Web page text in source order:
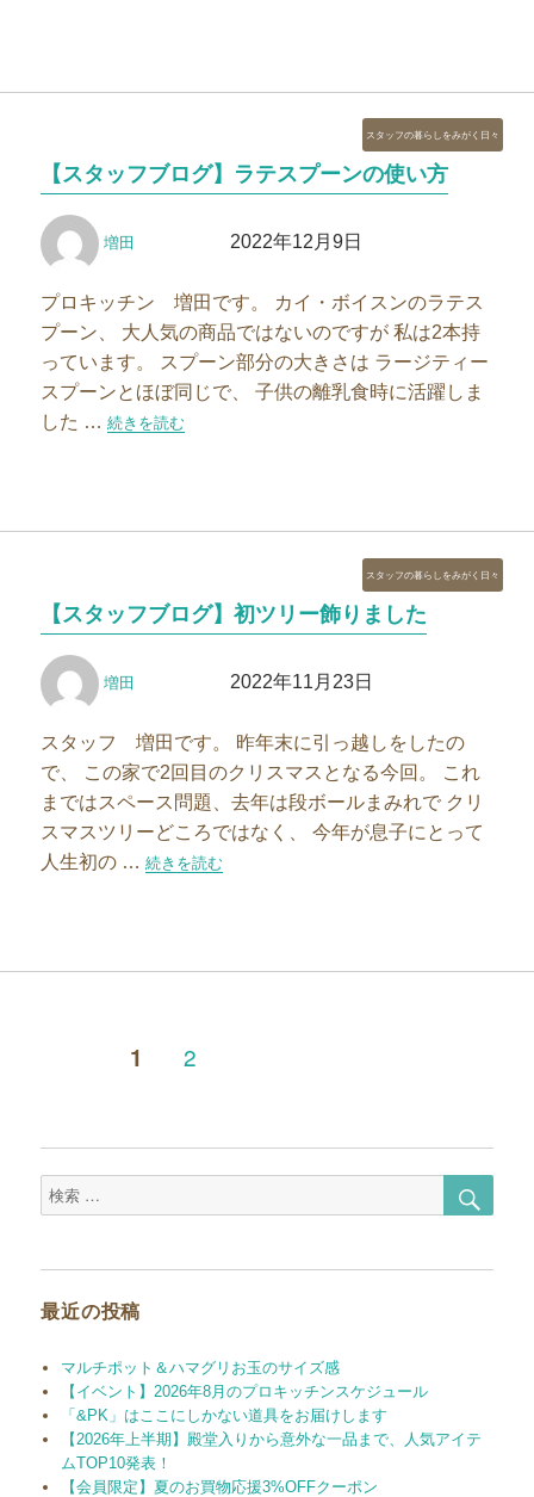
【スタッフブログ】ラテスプーンの使い方
稿増田 2022年12月9日
カ
テ
ゴ
スタッフの暮らしをみがく日々
プロキッチン 増田です。 カイ・ボイスンのラテス
プーン、 大人気の商品ではないのですが 私は2本持
っています。 スプーン部分の大きさは ラージティー
スプーンとほぼ同じで、 子供の離乳食時に活躍しま
した …“【スタッフブログ】ラテスプーンの使い方”の
続きを読む
【スタッフブログ】初ツリー飾りました
稿増田 2022年11月23日
カ
テ
ゴ
スタッフの暮らしをみがく日々
スタッフ 増田です。 昨年末に引っ越しをしたの
で、 この家で2回目のクリスマスとなる今回。 これ
まではスペース問題、去年は段ボールまみれで クリ
スマスツリーどころではなく、 今年が息子にとって
人生初の …“【スタッフブログ】初ツリー飾りました”の
続きを読む
の
ペ
ー
ジ
送
り
ページ1 ペ
ー
2
ペ
ー
ジ
検
索
索
最近の投稿
マルチポット＆ハマグリお玉のサイズ感
【イベント】2026年8月のプロキッチンスケジュール
「&PK」はここにしかない道具をお届けします
【2026年上半期】殿堂入りから意外な一品まで、人気アイテ
ムTOP10発表！
【会員限定】夏のお買物応援3%OFFクーポン